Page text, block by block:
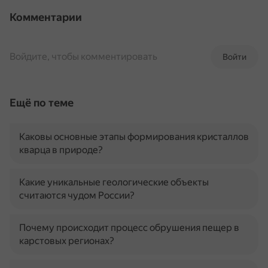
Комментарии
Войти
Войдите, чтобы комментировать
Ещё по теме
Каковы основные этапы формирования кристаллов
кварца в природе?
Какие уникальные геологические объекты
считаются чудом России?
Почему происходит процесс обрушения пещер в
карстовых регионах?